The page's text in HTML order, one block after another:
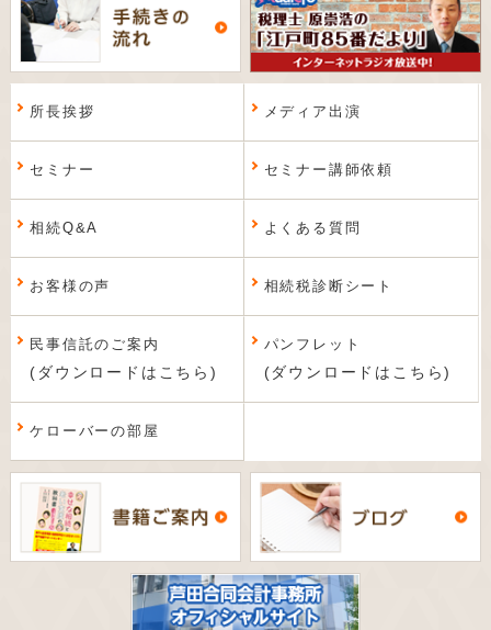
所長挨拶 メディア出演
セミナー セミナー講師依頼
相続Q&A よくある質問
お客様の声 相続税診断シート
民事信託のご案内
(ダウンロードはこちら)
パンフレット
(ダウンロードはこちら)
ケローバーの部屋